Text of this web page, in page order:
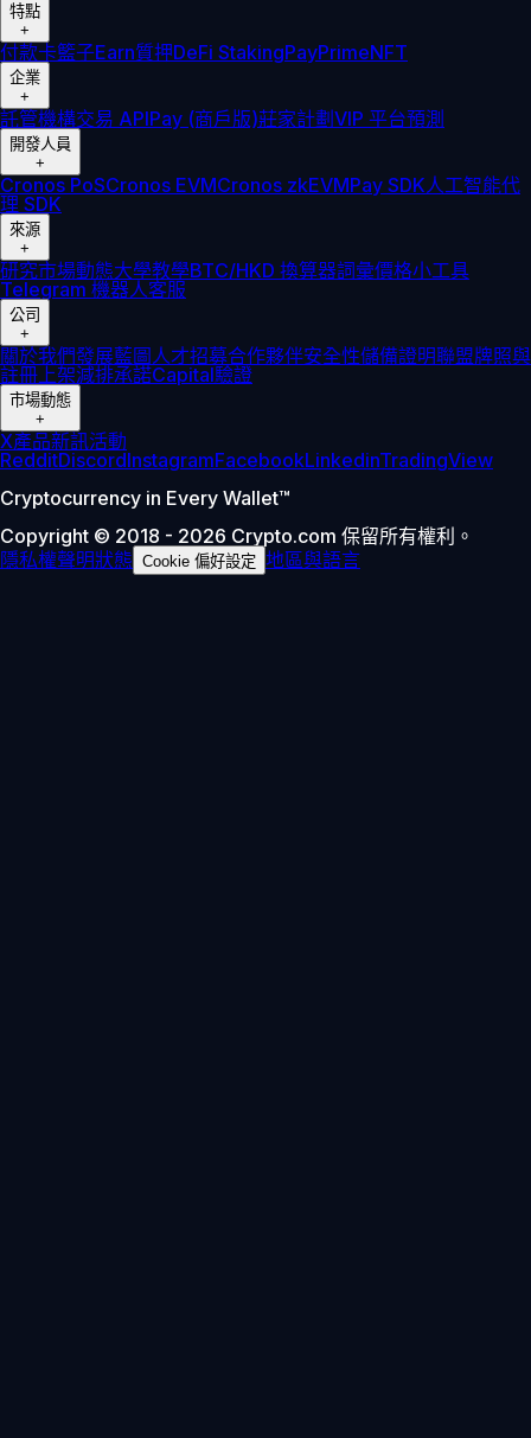
特點
+
付款卡籃子Earn質押DeFi StakingPayPrimeNFT
企業
+
託管機構交易 APIPay (商戶版)莊家計劃VIP 平台預測
開發人員
+
Cronos PoSCronos EVMCronos zkEVMPay SDK人工智能代
理 SDK
來源
+
研究市場動態大學教學BTC/HKD 換算器詞彙價格小工具
Telegram 機器人客服
公司
+
關於我們發展藍圖人才招募合作夥伴安全性儲備證明聯盟牌照與
註冊 上架減排承諾Capital驗證
市場動態
+
X產品新訊活動
RedditDiscordInstagramFacebookLinkedinTradingView
Cryptocurrency in Every Wallet™
Copyright © 2018 - 2026 Crypto.com 保留所有權利。
隱私權聲明狀態 Cookie 偏好設定 地區與語言